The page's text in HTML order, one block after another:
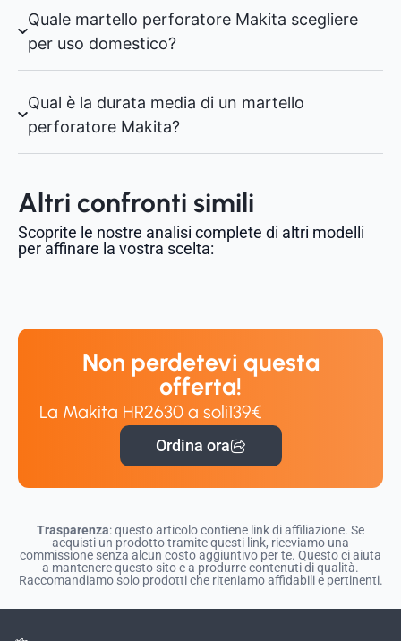
Quale martello perforatore Makita scegliere
per uso domestico?
Qual è la durata media di un martello
perforatore Makita?
Altri confronti simili
Scoprite le nostre analisi complete di altri modelli
per affinare la vostra scelta:
Non perdetevi questa
offerta!
La Makita HR2630 a soli139€
Ordina ora
Trasparenza: questo articolo contiene link di affiliazione. Se
acquisti un prodotto tramite questi link, riceviamo una
commissione senza alcun costo aggiuntivo per te. Questo ci aiuta
a mantenere questo sito e a produrre contenuti di qualità.
Raccomandiamo solo prodotti che riteniamo affidabili e pertinenti.